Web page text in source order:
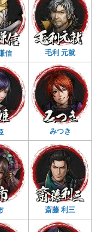
信 毛利 元就
みつき
斎藤 利三